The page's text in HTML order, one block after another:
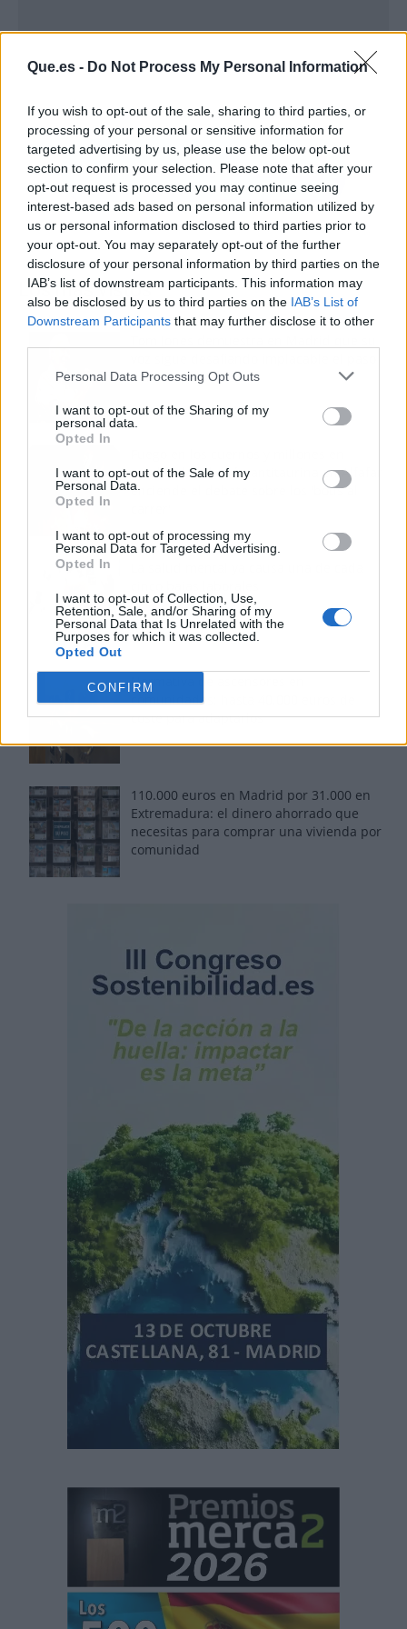
Que.es - Do Not Process My Personal Information
If you wish to opt-out of the sale, sharing to third parties, or
processing of your personal or sensitive information for
targeted advertising by us, please use the below opt-out
section to confirm your selection. Please note that after your
opt-out request is processed you may continue seeing
interest-based ads based on personal information utilized by
us or personal information disclosed to third parties prior to
your opt-out. You may separately opt-out of the further
disclosure of your personal information by third parties on the
IAB’s list of downstream participants. This information may
also be disclosed by us to third parties on the IAB’s List of
Downstream Participants that may further disclose it to other
Personal Data Processing Opt Outs
I want to opt-out of the Sharing of my
personal data.
Opted In
I want to opt-out of the Sale of my
Personal Data.
Opted In
I want to opt-out of processing my
Personal Data for Targeted Advertising.
Opted In
I want to opt-out of Collection, Use,
Retention, Sale, and/or Sharing of my
Personal Data that Is Unrelated with the
Purposes for which it was collected.
Opted Out
CONFIRM
Los más vistos
del tiempo
ayudas: la rebelión antitaurina en Alfafar
enciende el debate sobre los 'bous al
Normativa de ascensores en
comunidades: hasta 40.000 euros de
coste para adaptarlos
110.000 euros en Madrid por 31.000 en
Extremadura: el dinero ahorrado que
necesitas para comprar una vivienda por
comunidad